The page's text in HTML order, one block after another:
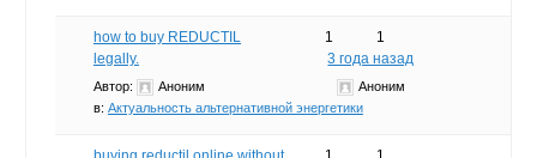
how to buy REDUCTIL
legally.
Автор:
Аноним
в: Актуальность альтернативной энергетики
1
1
3 года назад
Аноним